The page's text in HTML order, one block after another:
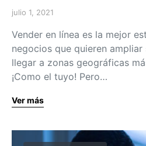
julio 1, 2021
Vender en línea es la mejor
negocios que quieren ampliar
llegar a zonas geográficas
¡Como el tuyo! Pero…
Ver más